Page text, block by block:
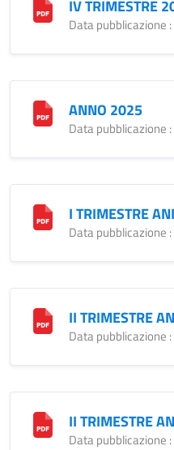
IV TRIMESTRE
Data pubblicazione
ANNO 2025
Data pubblicazione
I TRIMESTRE
Data pubblicazione
II TRIMESTRE
Data pubblicazione
II TRIMESTRE
Data pubblicazione